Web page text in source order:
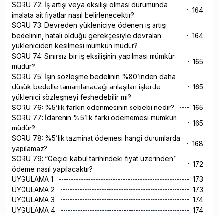
SORU 72: İş artışı veya eksilişi olması durumunda
imalata ait fiyatlar nasıl belirlenecektir?
164
SORU 73: Devreden yükleniciye ödenen iş artışı
bedelinin, hatalı olduğu gerekçesiyle devralan
yükleniciden kesilmesi mümkün müdür?
164
SORU 74: Sınırsız bir iş eksilişinin yapılması mümkün
müdür?
165
SORU 75: İşin sözleşme bedelinin %80’inden daha
düşük bedelle tamamlanacağı anlaşılan işlerde
yüklenici sözleşmeyi feshedebilir mi?
165
SORU 76: %5’lik farkın ödenmesinin sebebi nedir?
165
SORU 77: İdarenin %5’lik farkı ödememesi mümkün
müdür?
165
SORU 78: %5’lik tazminat ödemesi hangi durumlarda
yapılamaz?
168
SORU 79: “Geçici kabul tarihindeki fiyat üzerinden”
ödeme nasıl yapılacaktır?
172
UYGULAMA 1
173
UYGULAMA 2
173
UYGULAMA 3
174
UYGULAMA 4
174